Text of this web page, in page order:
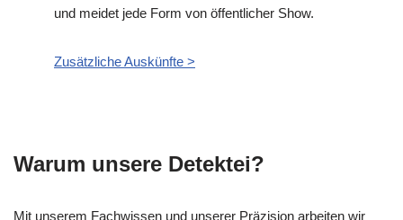
und meidet jede Form von öffentlicher Show.
Zusätzliche Auskünfte >
Warum unsere Detektei?
Mit unserem Fachwissen und unserer Präzision arbeiten wir